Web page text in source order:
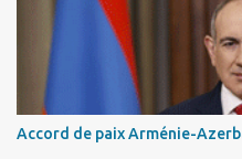
tandem turco-azéri. Faisant fi
l'URSS, il est exclusivement
l'Arménie réelle ». Même les
trouvent pas grâce à ses yeux,
de les traîner en justice. Et
pas, il s'attaque aux dignitaires
Accord de paix Arménie-